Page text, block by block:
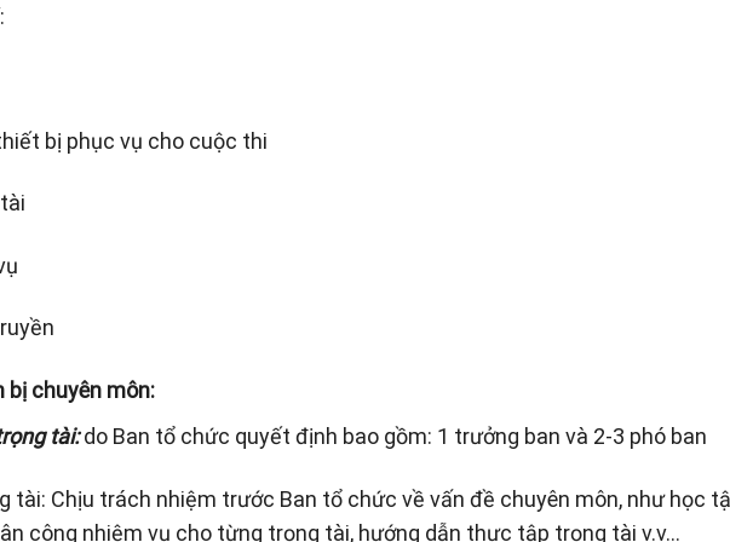
bị phục vụ cho cuộc thi
bị chuyên môn:
tài:do Ban tổ chức quyết định bao gồm: 1 trưởng ban và 2-3 phó ban
tài: Chịu trách nhiệm trước Ban tổ chức về vấn đề chuyên môn, như học
công nhiệm vụ cho từng trọng tài, hướng dẫn thực tập trọng tài v.v…